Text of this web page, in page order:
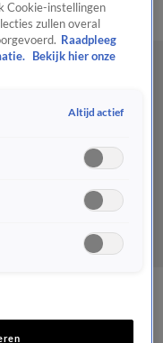
Contact
voor
Cookie-instellingen
zullen overal
Raadpleeg
Bekijk hier onze
Altijd actief